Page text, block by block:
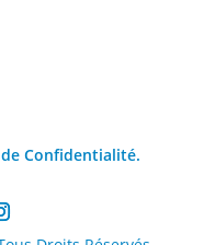
Confidentialité.